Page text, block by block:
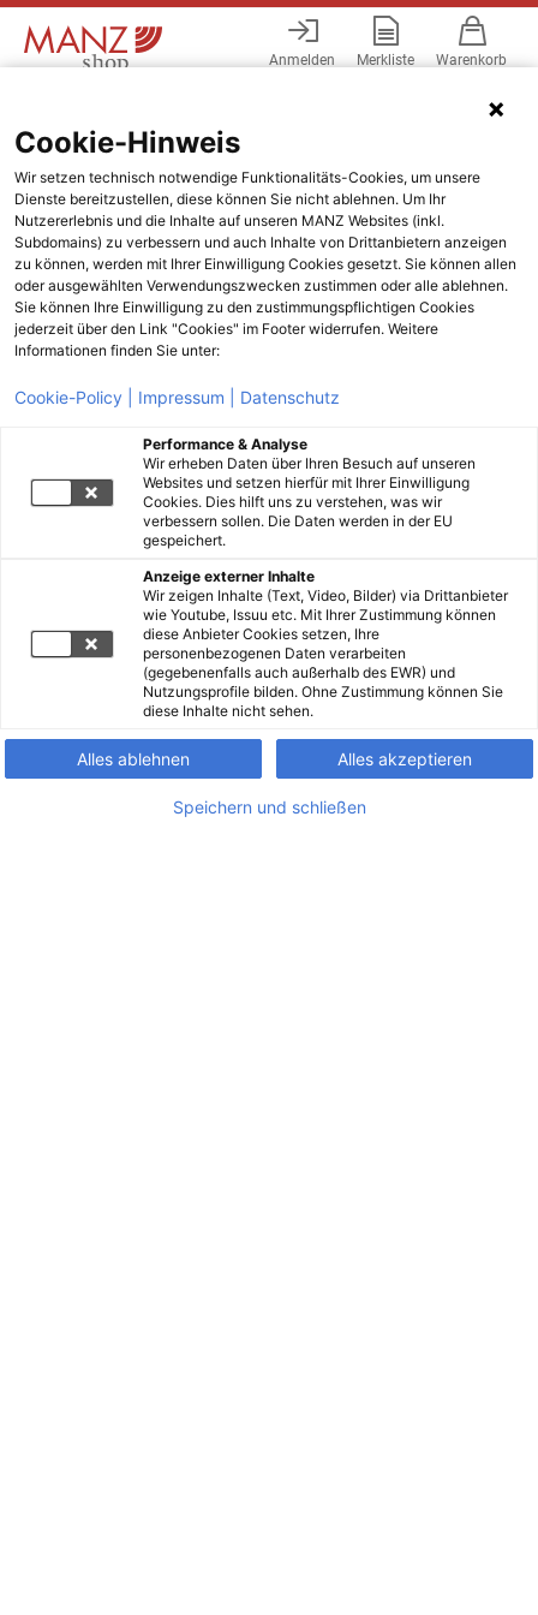
Anmelden Merkliste Warenkorb
Cookie-Hinweis
Wir setzen technisch notwendige Funktionalitäts-Cookies, um unsere
Dienste bereitzustellen, diese können Sie nicht ablehnen. Um Ihr
Nutzererlebnis und die Inhalte auf unseren MANZ Websites (inkl.
Subdomains) zu verbessern und auch Inhalte von Drittanbietern anzeigen
zu können, werden mit Ihrer Einwilligung Cookies gesetzt. Sie können allen
oder ausgewählten Verwendungszwecken zustimmen oder alle ablehnen.
Sie können Ihre Einwilligung zu den zustimmungspflichtigen Cookies
jederzeit über den Link "Cookies" im Footer widerrufen. Weitere
Informationen finden Sie unter:
Cookie-Policy | Impressum | Datenschutz
Performance & Analyse
Wir erheben Daten über Ihren Besuch auf unseren
Websites und setzen hierfür mit Ihrer Einwilligung
Cookies. Dies hilft uns zu verstehen, was wir
verbessern sollen. Die Daten werden in der EU
gespeichert.
Anzeige externer Inhalte
Wir zeigen Inhalte (Text, Video, Bilder) via Drittanbieter
wie Youtube, Issuu etc. Mit Ihrer Zustimmung können
diese Anbieter Cookies setzen, Ihre
personenbezogenen Daten verarbeiten
(gegebenenfalls auch außerhalb des EWR) und
Nutzungsprofile bilden. Ohne Zustimmung können Sie
diese Inhalte nicht sehen.
Alles ablehnen Alles akzeptieren
Speichern und schließen